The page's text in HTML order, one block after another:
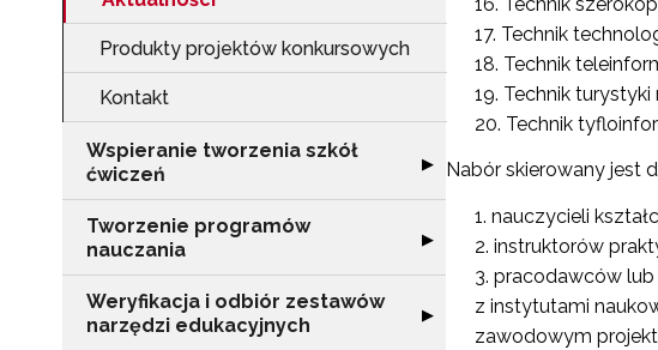
Produkty projektów konkursowych
Kontakt
Wspieranie tworzenia szkół
ćwiczeń
Rozwiń sekcję "Wspieranie
▶
Tworzenie programów
nauczania
Rozwiń sekcję "Tworzenie
▶
Weryfikacja i odbiór zestawów
narzędzi edukacyjnych
Rozwiń sekcję "Weryfikacja i
▶
Technik
Technik
Technik turystyki
Technik
Nabór skierowany jest
nauczycieli
instruktorów
pracodawców lub
z instytutami
zawodowym